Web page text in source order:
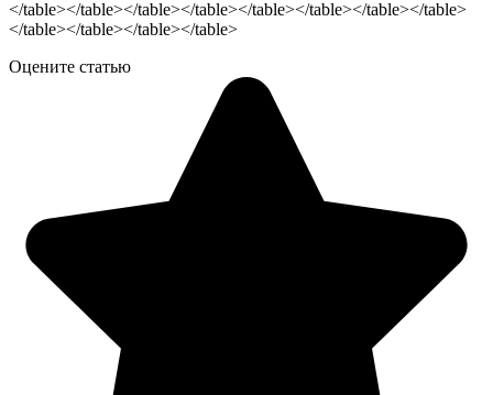
</table></table></table></table></table></table></table></table>
</table></table></table></table>
Оцените статью